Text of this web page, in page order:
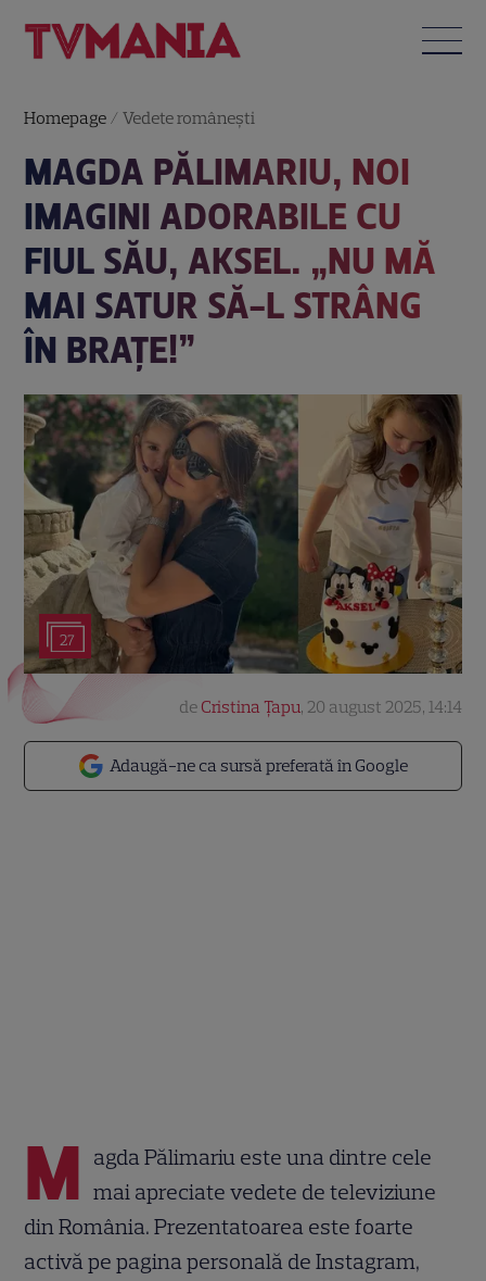
Homepage /Vedete româneşti
MAGDA PĂLIMARIU, NOI
IMAGINI ADORABILE CU
FIUL SĂU, AKSEL. „NU MĂ
MAI SATUR SĂ-L STRÂNG
ÎN BRAȚE!”
27
Adaugă-ne ca sursă preferată în Google
de Cristina Țapu, 20 august 2025, 14:14
M agda Pălimariu este una dintre cele
mai apreciate vedete de televiziune
din România. Prezentatoarea este foarte
activă pe pagina personală de Instagram,